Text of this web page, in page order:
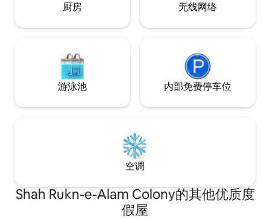
厨房 无线网络
游泳池 内部免费停车位
空调
Shah Rukn-e-Alam Colony的其他优质度
假屋